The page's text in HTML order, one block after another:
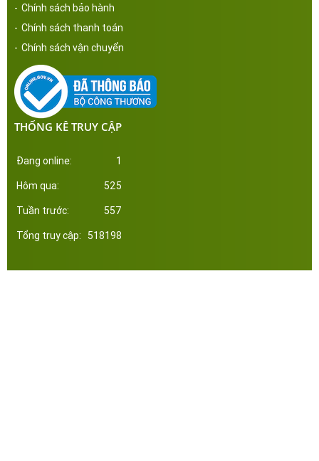
- Chính sách bảo hành
- Chính sách thanh toán
- Chính sách vận chuyển
THỐNG KÊ TRUY CẬP
Đang online: 1
Hôm qua: 525
Tuần trước: 557
Tổng truy cập: 518198